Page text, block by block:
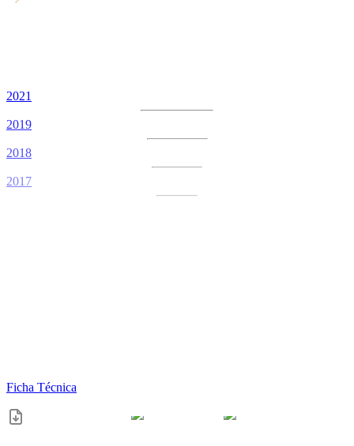
2021
2019
2018
2017
Ficha Técnica